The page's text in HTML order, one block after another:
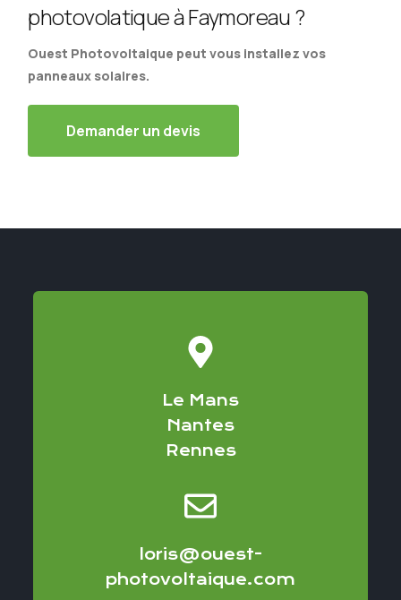
photovolatique à Faymoreau ?
Ouest Photovoltaique peut vous installez vos
panneaux solaires.
Demander un devis
Le Mans
Nantes
Rennes
loris@ouest-
photovoltaique.com